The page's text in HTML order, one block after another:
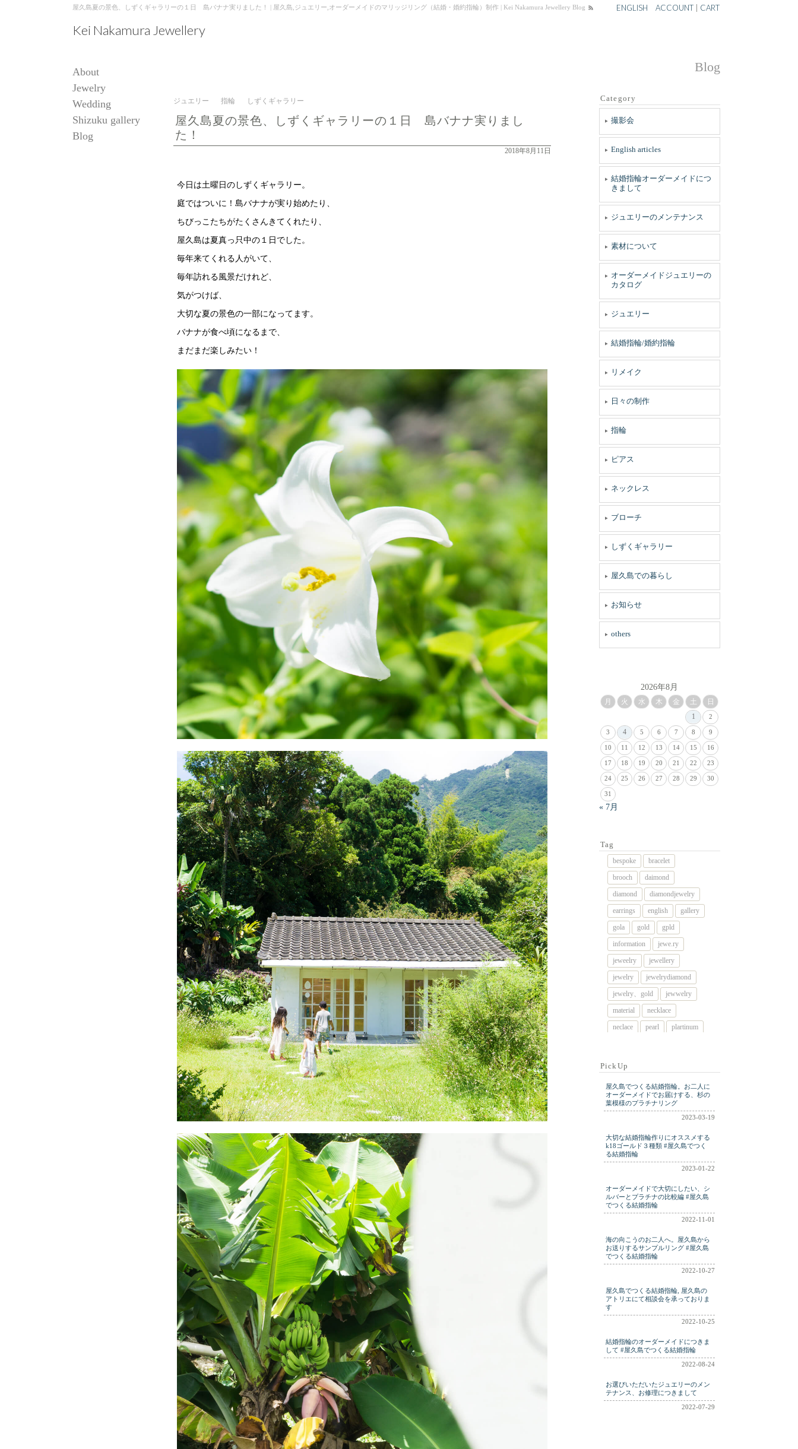
屋久島夏の景色、しずくギャラリーの１日 島バナナ実りました！ | 屋久島,ジュエリー,オーダーメイドのマリッジリング（結婚・婚約指輪）制作 | Kei Nakamura Jewellery Blog
Kei Nakamura Jewellery
ENGLISH ACCOUNT CART
About
Jewelry
Wedding
Shizuku gallery
Blog
Blog
ジュエリー 指輪 しずくギャラリー
屋久島夏の景色、しずくギャラリーの１日 島バナナ実りまし
た！
2018年8月11日
今日は土曜日のしずくギャラリー。
庭ではついに！島バナナが実り始めたり、
ちびっこたちがたくさんきてくれたり、
屋久島は夏真っ只中の１日でした。
毎年来てくれる人がいて、
毎年訪れる風景だけれど、
気がつけば、
大切な夏の景色の一部になってます。
バナナが食べ頃になるまで、
まだまだ楽しみたい！
Category
撮影会
English articles
結婚指輪オーダーメイドにつ
きまして
ジュエリーのメンテナンス
素材について
オーダーメイドジュエリーの
カタログ
ジュエリー
結婚指輪/婚約指輪
リメイク
日々の制作
指輪
ピアス
ネックレス
ブローチ
しずくギャラリー
屋久島での暮らし
お知らせ
others
2026年8月
月 火 水 木 金 土
日
1
2
3 4 5 6 7 8 9
10 11 12 13 14 15 16
17 18 19 20 21 22 23
24 25 26 27 28 29 30
31
« 7月
Tag
bespoke
bracelet
brooch
daimond
diamond
diamondjewelry
earrings
english
gallery
gola
gold
gpld
information
jewe.ry
jeweelry
jewellery
jewelry
jewelrydiamond
jewelry、gold
jewwelry
material
necklace
neclace
pearl
plartinum
shell
silver
wdding
weddig
wedding
yakushima
PickUp
屋久島でつくる結婚指輪。お二人に
オーダーメイドでお届けする、杉の
葉模様のプラチナリング
2023-03-19
大切な結婚指輪作りにオススメする
k18ゴールド３種類 #屋久島でつく
る結婚指輪
2023-01-22
オーダーメイドで大切にしたい、シ
ルバーとプラチナの比較編 #屋久島
でつくる結婚指輪
2022-11-01
海の向こうのお二人へ。屋久島から
お送りするサンプルリング #屋久島
でつくる結婚指輪
2022-10-27
屋久島でつくる結婚指輪, 屋久島の
アトリエにて相談会を承っておりま
す
2022-10-25
結婚指輪のオーダーメイドにつきま
して #屋久島でつくる結婚指輪
2022-08-24
お選びいただいたジュエリーのメン
テナンス、お修理につきまして
2022-07-29